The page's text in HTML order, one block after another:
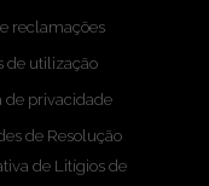
reclamações
de utilização
de privacidade
de Resolução
de Litígios de